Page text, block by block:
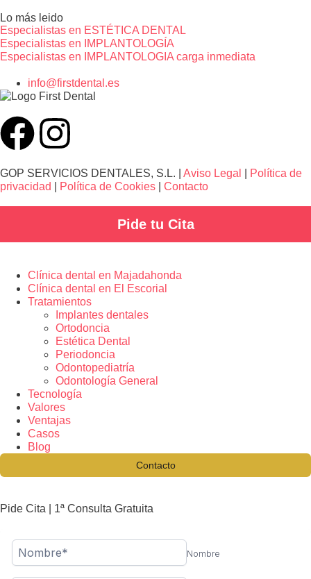
Lo más leido
Especialistas en ESTÉTICA DENTAL
Especialistas en IMPLANTOLOGÍA
Especialistas en IMPLANTOLOGIA carga inmediata
info@firstdental.es
GOP SERVICIOS DENTALES, S.L. | Aviso Legal
Política de
privacidad
Política de Cookies Contacto
Pide tu Cita
Clínica dental en Majadahonda
Clínica dental en El Escorial
Tratamientos
Implantes dentales
Ortodoncia
Estética Dental
Periodoncia
Odontopediatría
Odontología General
Tecnología
Valores
Ventajas
Casos
Blog
Contacto
Pide Cita | 1ª Consulta Gratuita